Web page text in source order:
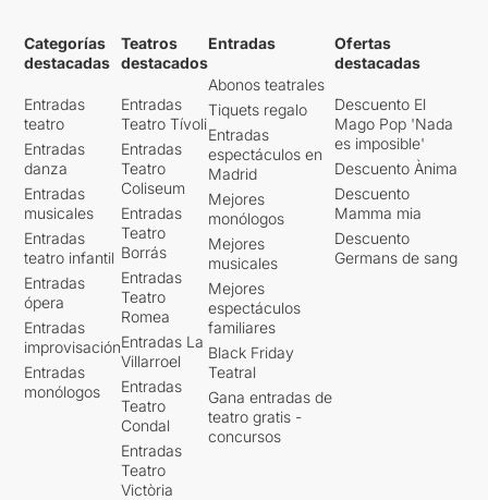
Categorías
destacadas
Entradas
teatro
Entradas
danza
Entradas
musicales
Entradas
teatro infantil
Entradas
ópera
Entradas
improvisación
Entradas
monólogos
Teatros
destacados
Entradas
Teatro Tívoli
Entradas
Teatro
Coliseum
Entradas
Teatro
Borrás
Entradas
Teatro
Romea
Entradas La
Villarroel
Entradas
Teatro
Condal
Entradas
Teatro
Victòria
Entradas
Abonos teatrales
Tiquets regalo
Entradas
espectáculos en
Madrid
Mejores
monólogos
Mejores
musicales
Mejores
espectáculos
familiares
Black Friday
Teatral
Gana entradas de
teatro gratis -
concursos
Ofertas
destacadas
Descuento El
Mago Pop 'Nada
es imposible'
Descuento Ànima
Descuento
Mamma mia
Descuento
Germans de sang